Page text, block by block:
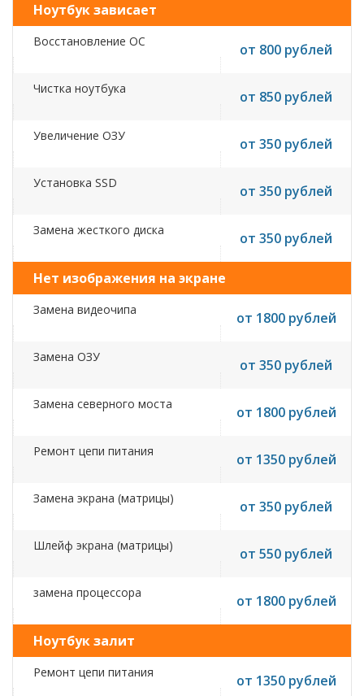
Ноутбук зависает
Восстановление ОС от 800 рублей
Чистка ноутбука от 850 рублей
Увеличение ОЗУ от 350 рублей
Установка SSD от 350 рублей
Замена жесткого диска от 350 рублей
Нет изображения на экране
Замена видеочипа от 1800 рублей
Замена ОЗУ от 350 рублей
Замена северного моста от 1800 рублей
Ремонт цепи питания от 1350 рублей
Замена экрана (матрицы) от 350 рублей
Шлейф экрана (матрицы) от 550 рублей
замена процессора от 1800 рублей
Ноутбук залит
Ремонт цепи питания от 1350 рублей